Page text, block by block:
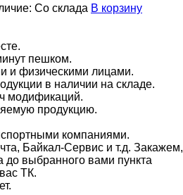
Со склада В корзину
пешком.
и физическими лицами.
в наличии на складе.
модификаций.
продукцию.
компаниями.
Байкал-Сервис и т.д. Закажем,
до выбранного вами пункта
ТК.